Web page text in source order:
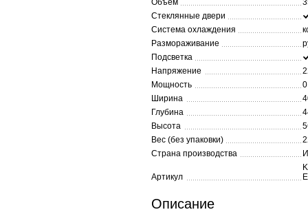
Объем
Стеклянные двери
Система охлаждения
Размораживание
Подсветка
Напряжение
Мощность
Ширина
Глубина
Высота
Вес (без упаковки)
Страна производства
Артикул
Описание